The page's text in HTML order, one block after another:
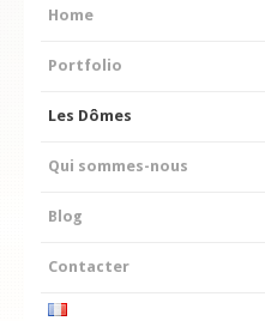
Home
Portfolio
Les Dômes
Qui sommes-nous
Blog
Contacter